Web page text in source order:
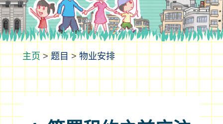
>题目>物业安排